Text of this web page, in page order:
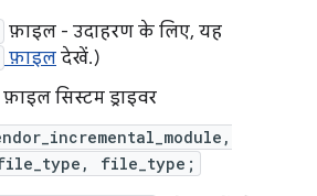
फ़ाइल - उदाहरण के लिए, यह
फ़ाइल देखें.)
सिस्टम ड्राइवर
file_type;